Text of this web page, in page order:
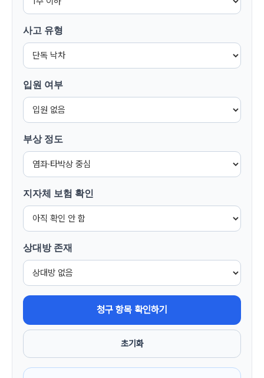
사고 유형
입원 여부
부상 정도
지자체 보험 확인
상대방 존재
청구 항목 확인하기
초기화